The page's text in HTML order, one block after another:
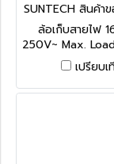
SUNTECH สินค้า
งงานผู้ผลิต
ล้อเก็บสายไฟ
250V~ Max.
3600W /
อุปกรณ์ป้องกันกระ
ได้มาตรฐาน
เปรียบ